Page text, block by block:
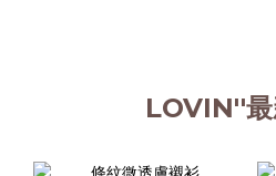
LOVIN''